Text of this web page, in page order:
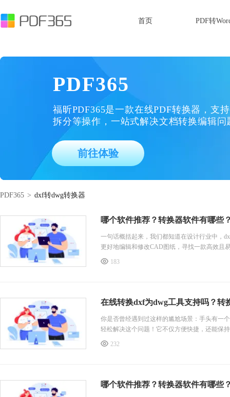
首页 PDF转
PDF365
福昕PDF365是一款在线PDF转换器，支
拆分等操作，一站式解决文档转换编辑问
前往体验
PDF365 > dxf转dwg转换器
哪个软件推荐？转换器软件有哪些
一句话概括起来，我们都知道在设计行业中，
更好地编辑和修改CAD图纸，寻找一款高效且
183
在线转换dxf为dwg工具支持吗？转
你是否曾经遇到过这样的尴尬场景：手头有一
轻松解决这个问题！它不仅方便快捷，还能保
232
哪个软件推荐？转换器软件有哪些